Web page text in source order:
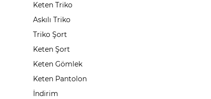
Keten Triko
Askılı Triko
Triko Şort
Keten Şort
Keten Gömlek
Keten Pantolon
İndirim